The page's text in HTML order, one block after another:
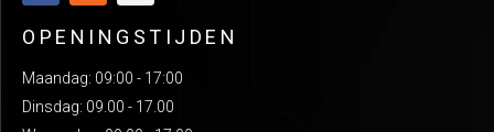
OPENINGSTIJDEN
Maandag: 09:00 - 17:00
Dinsdag: 09.00 - 17.00